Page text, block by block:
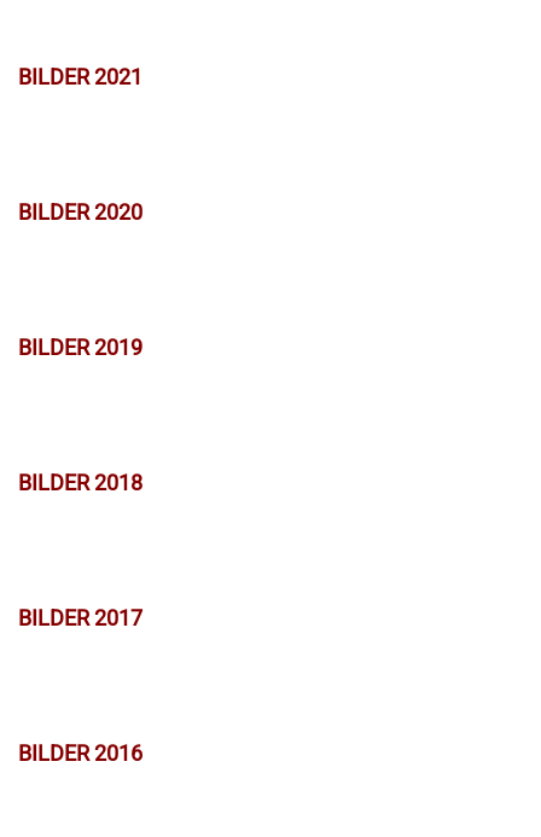
BILDER 2021
BILDER 2020
BILDER 2019
BILDER 2018
BILDER 2017
BILDER 2016